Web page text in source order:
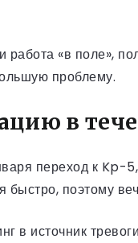
работа «в поле»,
проблему.
в
переход к Kp-
поэтому
источник